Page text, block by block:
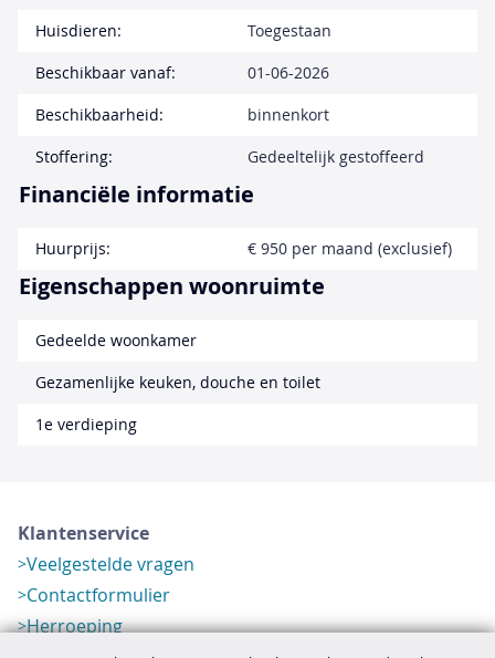
Huisdieren:
Toegestaan
Beschikbaar vanaf:
01-06-2026
Beschikbaarheid:
binnenkort
Stoffering:
Gedeeltelijk gestoffeerd
Financiële informatie
Huurprijs: € 950 per maand (exclusief)
Eigenschappen woonruimte
Gedeelde woonkamer
Gezamenlijke keuken, douche en toilet
1e verdieping
Klantenservice
Veelgestelde vragen
Contactformulier
Herroeping